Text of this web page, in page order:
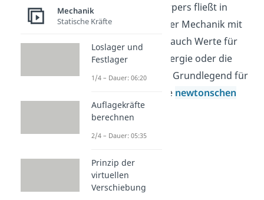
physikalischen Körpers fließt in
dieses Teilgebiet der Mechanik mit
ein. So lassen sich auch Werte für
den Impuls, die Energie oder die
Arbeit bestimmen. Grundlegend für
das Gebiet sind die newtonschen
Axiome .
Mechanik
Statische Kräfte
Loslager und
Festlager
1/4 – Dauer: 06:20
Auflagekräfte
berechnen
2/4 – Dauer: 05:35
Prinzip der
virtuellen
Verschiebung